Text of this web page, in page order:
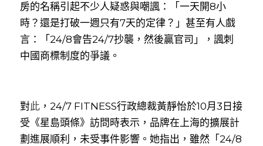
房的名稱引起不少人疑惑與嘲諷：「一天開8小
時？還是打破一週只有7天的定律？」甚至有人戲
言：「24/8會告24/7抄襲，然後贏官司」，諷刺
中國商標制度的爭議。
對此 ，24/7 FITNESS行政總裁黃靜怡於10月3日接
受《星島頭條》訪問時表示，品牌在上海的擴展計
劃進展順利，未受事件影響。她指出，雖然「24/8